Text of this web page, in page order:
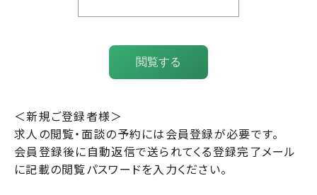
閲覧する
＜新規ご登録者様＞
求人の閲覧・面談の予約には会員登録が必要です。
会員登録後に自動返信で送られてくる登録完了メール
に記載の閲覧パスワードを入力ください。